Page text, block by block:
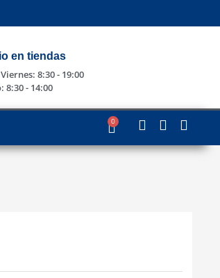
en tiendas
8:30 - 19:00
8:30 - 14:00
0